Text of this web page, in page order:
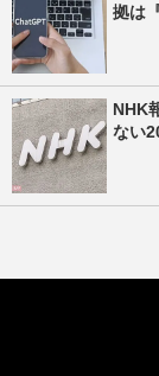
拠は
NHK
ない